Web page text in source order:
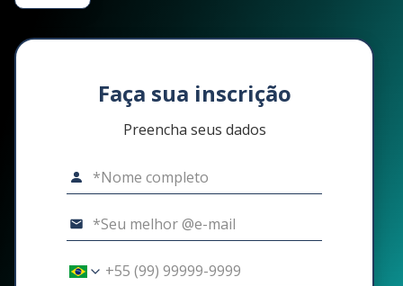
Faça sua inscrição
Preencha seus dados